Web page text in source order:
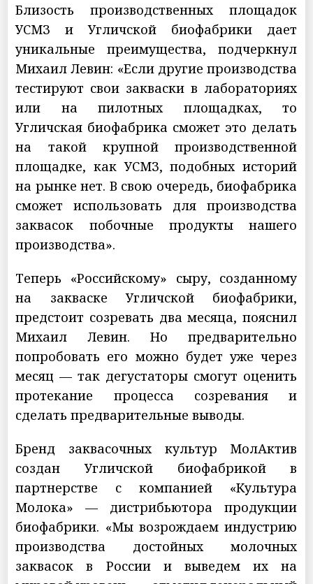
Близость производственных площадок
УСМЗ и Угличской биофабрики дает
уникальные преимущества, подчеркнул
Михаил Левин: «Если другие производства
тестируют свои закваски в лабораториях
или на пилотных площадках, то
Угличская биофабрика сможет это делать
на такой крупной производственной
площадке, как УСМЗ, подобных историй
на рынке нет. В свою очередь, биофабрика
сможет использовать для производства
заквасок побочные продукты нашего
производства».
Теперь «Российскому» сыру, созданному
на закваске Угличской биофабрики,
предстоит созревать два месяца, пояснил
Михаил Левин. Но предварительно
попробовать его можно будет уже через
месяц — так дегустаторы смогут оценить
протекание процесса созревания и
сделать предварительные выводы.
Бренд заквасочных культур МолАктив
создан Угличской биофабрикой в
партнерстве с компанией «Культура
Молока» — дистрибьютора продукции
биофабрики. «Мы возрождаем индустрию
производства достойных молочных
заквасок в России и выведем их на